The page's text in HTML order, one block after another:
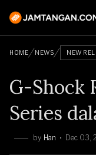
HOME NEWS NEW
G-Shock
Series
by Han Dec 03,